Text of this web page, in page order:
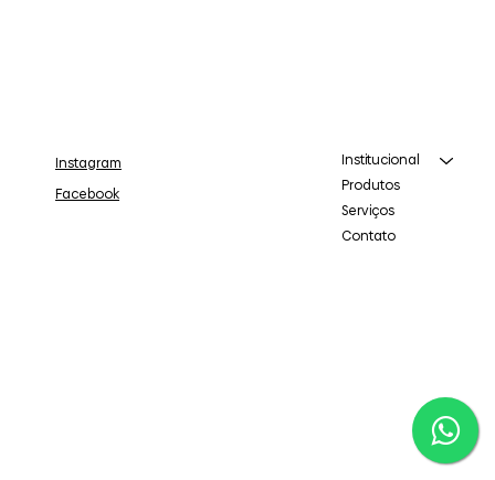
Institucional
Produtos
Serviços
Contato
Instagram
Facebook